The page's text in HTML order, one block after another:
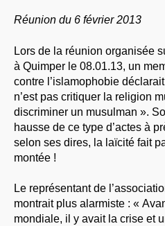
À PROPOS
* [ connexion Adhérents ].
Réunion du 6 février 2013
Lors de la réunion organisée
à Quimper le 08.01.13, un
contre l’islamophobie
n’est pas critiquer la religion
discriminer un musulman ».
hausse de ce type d’actes à
selon ses dires, la laïcité fait
montée !
Le représentant de
montrait plus alarmiste : «
mondiale, il y avait la crise et